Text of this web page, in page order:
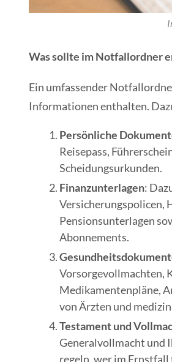
Was sollte im Notfallordner
Ein umfassender
Informationen enthalten.
Persönliche
Reisepass,
Scheidungsurkunden.
Finanzunterlagen:
Versicherungspolicen,
Pensionsunterlagen
Abonnements.
Vorsorgevollmachten,
Medikamentenpläne,
von Ärzten und
Testament und
Generalvollmacht und
regeln, wer im